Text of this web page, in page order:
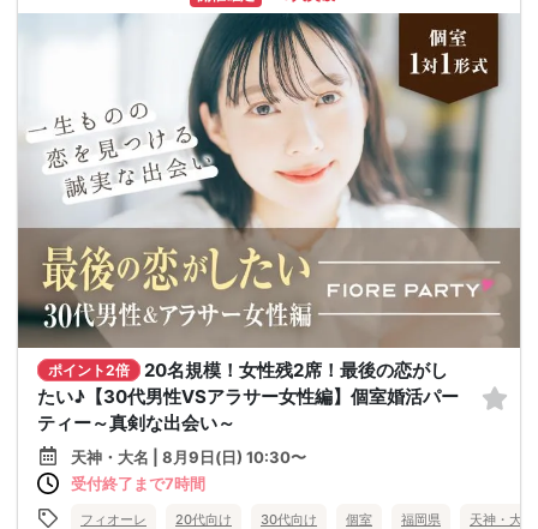
ポイント2倍
20名規模！女性残2席！最後の恋がし
たい♪【30代男性VSアラサー女性編】個室婚活パー
ティー～真剣な出会い～
天神・大名 | 8月9日(日) 10:30〜
受付終了まで7時間
フィオーレ 20代向け 30代向け 個室 福岡県 天神・大名